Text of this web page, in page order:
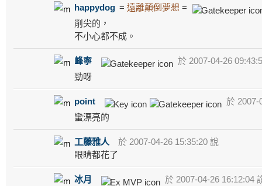
happydog =遠離顛倒夢想 =
削尖的，
不小心都不成。
峰寧
於 2007-04-26
勁呀
point
於 2007-
蠻漂亮的
工藤雅人
於 2007-04-26 15:35:20 說
眼睛都花了
冰月
於 2007-04-26 16:12:04